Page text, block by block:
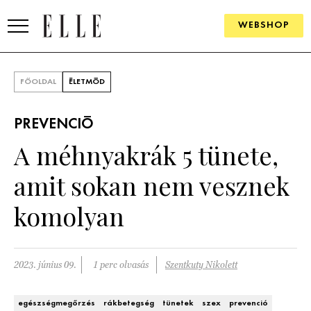
WEBSHOP
SZÉPSÉG
ÉLETMÓD
PÁRKAPCSOLAT
FŐOLDAL ÉLETMÓD
PREVENCIÓ
A méhnyakrák 5 tünete,
amit sokan nem vesznek
komolyan
2023. június 09. 1 perc olvasás Szentkuty Nikolett
egészségmegőrzés rákbetegség tünetek szex
prevenció